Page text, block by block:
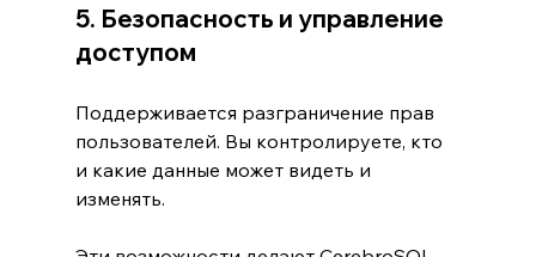
5. Безопасность и управление
доступом
Поддерживается разграничение прав
пользователей. Вы контролируете, кто
и какие данные может видеть и
изменять.